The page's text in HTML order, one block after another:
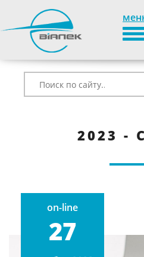
2023 -
on-line
27